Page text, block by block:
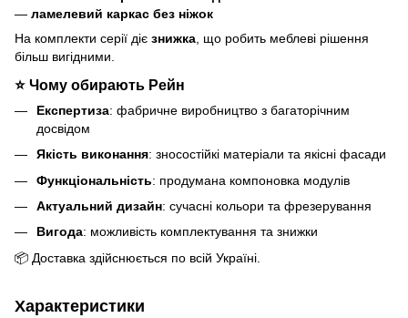
— ламелевий каркас без ніжок
На комплекти серії діє знижка , що робить меблеві рішення
більш вигідними.
⭐ Чому обирають Рейн
Експертиза: фабричне виробництво з багаторічним
досвідом
Якість виконання: зносостійкі матеріали та якісні фасади
Функціональність: продумана компоновка модулів
Актуальний дизайн: сучасні кольори та фрезерування
Вигода: можливість комплектування та знижки
📦 Доставка здійснюється по всій Україні.
Характеристики